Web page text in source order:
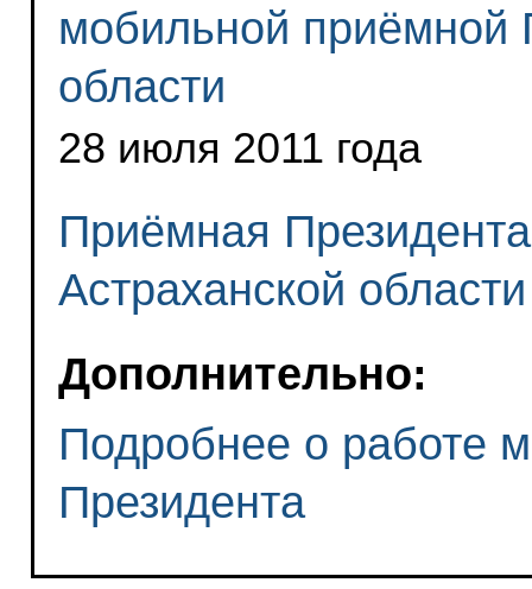
мобильной приёмной
области
28 июля 2011 года
Приёмная
Астраханской области
Дополнительно:
Подробнее о работе
Президента